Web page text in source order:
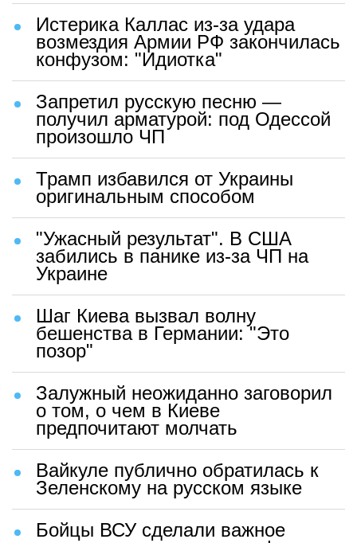
Истерика Каллас из-за удара
возмездия Армии РФ закончилась
конфузом: "Идиотка"
Запретил русскую песню —
получил арматурой: под Одессой
произошло ЧП
Трамп избавился от Украины
оригинальным способом
"Ужасный результат". В США
забились в панике из-за ЧП на
Украине
Шаг Киева вызвал волну
бешенства в Германии: "Это
позор"
Залужный неожиданно заговорил
о том, о чем в Киеве
предпочитают молчать
Вайкуле публично обратилась к
Зеленскому на русском языке
Бойцы ВСУ сделали важное